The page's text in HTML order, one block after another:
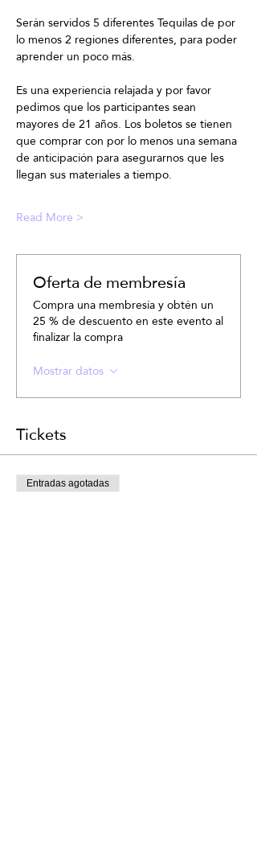
Serán servidos 5 diferentes Tequilas de por
lo menos 2 regiones diferentes, para poder
aprender un poco más.
Es una experiencia relajada y por favor
pedimos que los participantes sean
mayores de 21 años. Los boletos se tienen
que comprar con por lo menos una semana
de anticipación para asegurarnos que les
llegan sus materiales a tiempo.
Read More >
Oferta de membresía
Compra una membresía y obtén un
25 % de descuento en este evento al
finalizar la compra
Mostrar datos
Tickets
Entradas agotadas